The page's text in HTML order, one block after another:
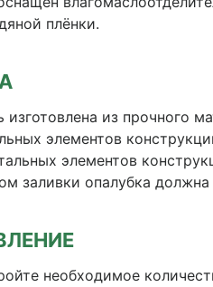
плёнки.
изготовлена из прочного
элементов
элементов
заливки опалубка
необходимое